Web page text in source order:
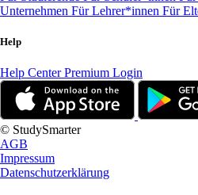
Unternehmen Für Lehrer*innen Für
Help
Help CenterPremium Login
© StudySmarter
AGB
Impressum
Datenschutzerklärung